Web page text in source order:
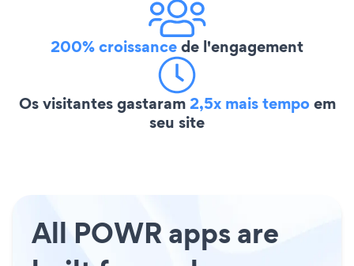
200% croissancede l'engagement
Os visitantes gastaram2,5x mais tempoem
seu site
All POWR apps are